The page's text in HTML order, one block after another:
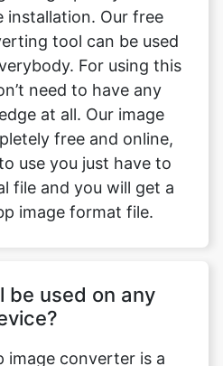
need to have any
at all. Our image
free and online,
use you just have to
file and you will get a
image format file.
be used on any
tool. With this simple
change the file format.
to anyone on the